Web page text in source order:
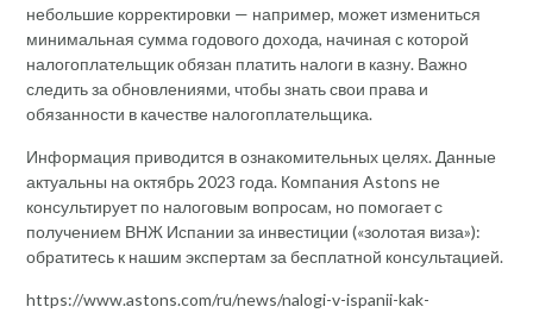
небольшие корректировки — например, может измениться
минимальная сумма годового дохода, начиная с которой
налогоплательщик обязан платить налоги в казну. Важно
следить за обновлениями, чтобы знать свои права и
обязанности в качестве налогоплательщика.
Информация приводится в ознакомительных целях. Данные
актуальны на октябрь 2023 года. Компания Astons не
консультирует по налоговым вопросам, но помогает с
получением ВНЖ Испании за инвестиции («золотая виза»):
обратитесь к нашим экспертам за бесплатной консультацией.
https://www.astons.com/ru/news/nalogi-v-ispanii-kak-